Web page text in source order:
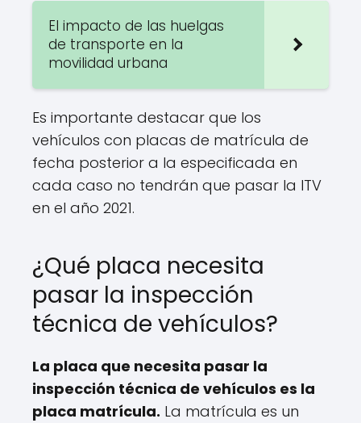
El impacto de las huelgas
de transporte en la
movilidad urbana
Es importante destacar que los
vehículos con placas de matrícula de
fecha posterior a la especificada en
cada caso no tendrán que pasar la ITV
en el año 2021.
¿Qué placa necesita
pasar la inspección
técnica de vehículos?
La placa que necesita pasar la
inspección técnica de vehículos es la
placa matrícula. La matrícula es un